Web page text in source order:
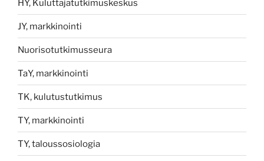
HY, Kuluttajatutkimuskeskus
JY, markkinointi
Nuorisotutkimusseura
TaY, markkinointi
TK, kulutustutkimus
TY, markkinointi
TY, taloussosiologia